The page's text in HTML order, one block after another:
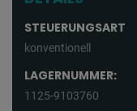
STEUERUNGSART
konventionell
LAGERNUMMER:
1125-9103760